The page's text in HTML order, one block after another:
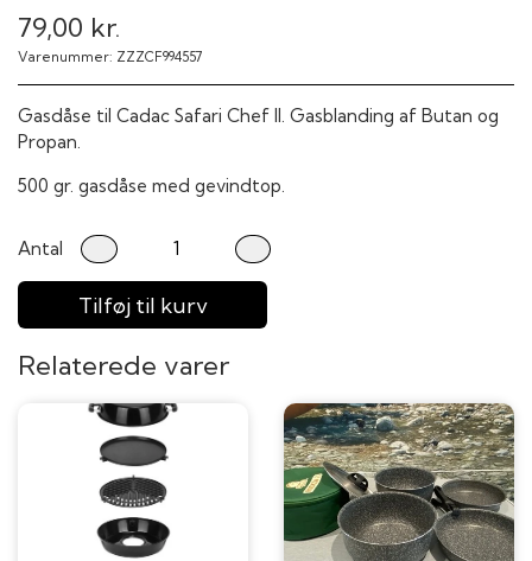
79,00 kr.
Varenummer: ZZZCF994557
Gasdåse til Cadac Safari Chef II. Gasblanding af Butan og
Propan.
500 gr. gasdåse med gevindtop.
Antal
Tilføj til kurv
Relaterede varer